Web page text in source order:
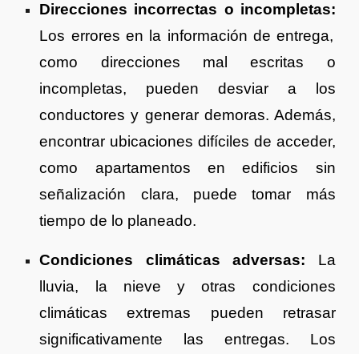
Direcciones incorrectas o incompletas:
Los errores en la información de entrega,
como direcciones mal escritas o
incompletas, pueden desviar a los
conductores y generar demoras. Además,
encontrar ubicaciones difíciles de acceder,
como apartamentos en edificios sin
señalización clara, puede tomar más
tiempo de lo planeado.
Condiciones climáticas adversas: La
lluvia, la nieve y otras condiciones
climáticas extremas pueden retrasar
significativamente las entregas. Los